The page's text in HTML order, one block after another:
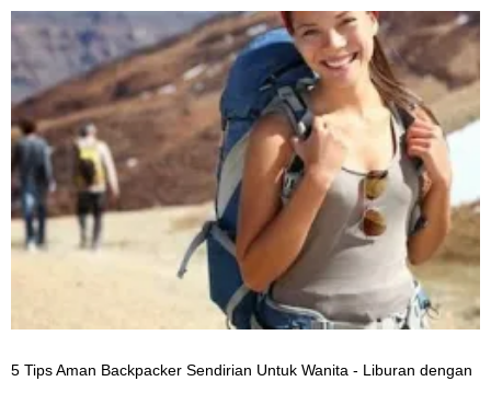
5 Tips Aman Backpacker Sendirian Untuk Wanita - Liburan dengan